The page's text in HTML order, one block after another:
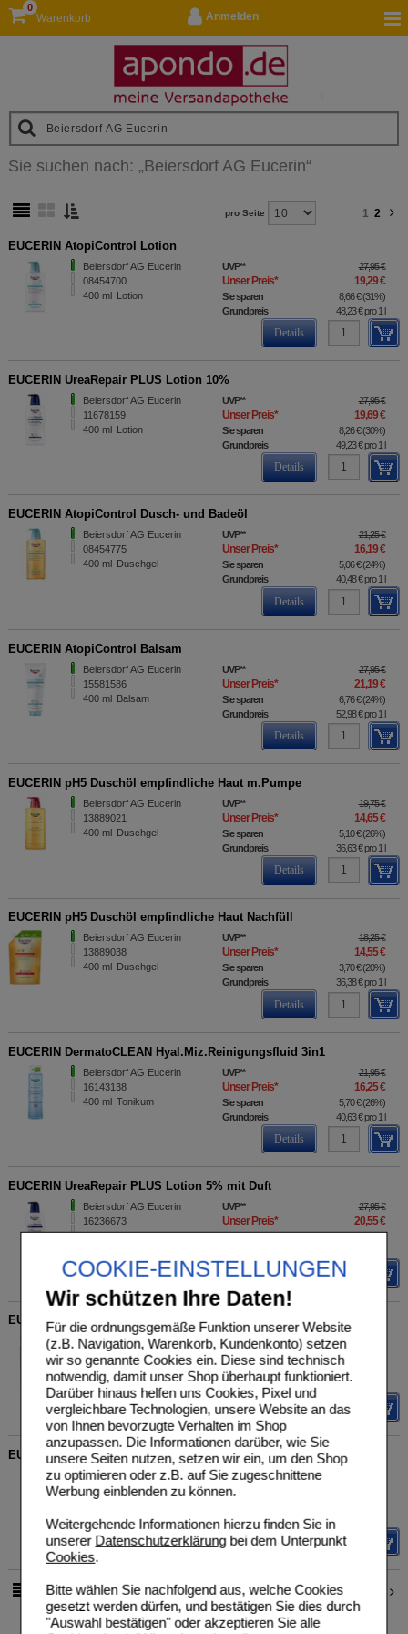
COOKIE-EINSTELLUNGEN
Wir schützen Ihre Daten!
Für die ordnungsgemäße Funktion unserer Website
(z.B. Navigation, Warenkorb, Kundenkonto) setzen
wir so genannte Cookies ein. Diese sind technisch
notwendig, damit unser Shop überhaupt funktioniert.
Darüber hinaus helfen uns Cookies, Pixel und
vergleichbare Technologien, unsere Website an das
von Ihnen bevorzugte Verhalten im Shop
anzupassen. Die Informationen darüber, wie Sie
unsere Seiten nutzen, setzen wir ein, um den Shop
zu optimieren oder z.B. auf Sie zugeschnittene
Werbung einblenden zu können.
Weitergehende Informationen hierzu finden Sie in
unserer Datenschutzerklärungbei dem Unterpunkt
Cookies.
Bitte wählen Sie nachfolgend aus, welche Cookies
gesetzt werden dürfen, und bestätigen Sie dies durch
"Auswahl bestätigen" oder akzeptieren Sie alle
Anmelden
Warenkorb
0
Sie suchen nach: „Beiersdorf AG Eucerin“
pro Seite 1 2
EUCERIN AtopiControl Lotion
Beiersdorf AG Eucerin
08454700
400 ml Lotion
UVP** 27,95 €
Unser Preis* 19,29 €
Sie sparen 8,66 € (31%)
Grundpreis
48,23 €pro 1 l
Details
EUCERIN UreaRepair PLUS Lotion 10%
Beiersdorf AG Eucerin
11678159
400 ml Lotion
UVP** 27,95 €
Unser Preis* 19,69 €
Sie sparen 8,26 € (30%)
Grundpreis
49,23 €pro 1 l
Details
EUCERIN AtopiControl Dusch- und Badeöl
Beiersdorf AG Eucerin
08454775
400 ml Duschgel
UVP** 21,25 €
Unser Preis* 16,19 €
Sie sparen 5,06 € (24%)
Grundpreis
40,48 €pro 1 l
Details
EUCERIN AtopiControl Balsam
Beiersdorf AG Eucerin
15581586
400 ml Balsam
UVP** 27,95 €
Unser Preis* 21,19 €
Sie sparen 6,76 € (24%)
Grundpreis
52,98 €pro 1 l
Details
EUCERIN pH5 Duschöl empfindliche Haut m.Pumpe
Beiersdorf AG Eucerin
13889021
400 ml Duschgel
UVP** 19,75 €
Unser Preis* 14,65 €
Sie sparen 5,10 € (26%)
Grundpreis
36,63 €pro 1 l
Details
EUCERIN pH5 Duschöl empfindliche Haut Nachfüll
Beiersdorf AG Eucerin
13889038
400 ml Duschgel
UVP** 18,25 €
Unser Preis* 14,55 €
Sie sparen 3,70 € (20%)
Grundpreis
36,38 €pro 1 l
Details
EUCERIN DermatoCLEAN Hyal.Miz.Reinigungsfluid 3in1
Beiersdorf AG Eucerin
16143138
400 ml Tonikum
UVP** 21,95 €
Unser Preis* 16,25 €
Sie sparen 5,70 € (26%)
Grundpreis
40,63 €pro 1 l
Details
EUCERIN UreaRepair PLUS Lotion 5% mit Duft
Beiersdorf AG Eucerin
16236673
400ml Lotion
UVP** 27,95 €
Unser Preis* 20,55 €
Sie sparen 7,40 €(26%)
Details
EUCERIN pH5 Lotion F empfindliche Haut Nachfüll
Beiersdorf AG Eucerin
13889185
400
Lotion
UVP**
Unser Preis*
Sie sparen 4,66 €
Grundpreis
Details
EUCERIN AtopiControl ultraleichte Hydro-Lotion
Beiersdorf AG Eucerin
19173499
UVP**
Unser Preis
Grundpreis
Details
pro Seite